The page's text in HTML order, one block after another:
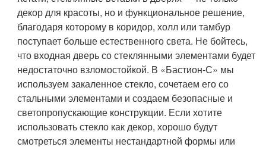
декор для красоты, но и функциональное решение,
благодаря которому в коридор, холл или тамбур
поступает больше естественного света. Не бойтесь,
что входная дверь со стеклянными элементами будет
недостаточно взломостойкой. В «Бастион-С» мы
используем закаленное стекло, сочетаем его со
стальными элементами и создаем безопасные и
светопропускающие конструкции. Если хотите
использовать стекло как декор, хорошо будут
смотреться элементы нестандартной формы или